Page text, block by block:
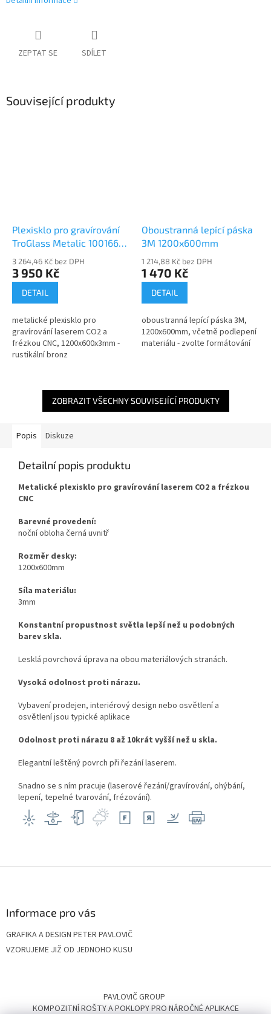
ZEPTAT SE SDÍLET
Související produkty
Plexisklo pro gravírování
TroGlass Metalic 1001663-
3 264,46 Kč bez DPH
3 950 Kč
DETAIL
metalické plexisklo pro
gravírování laserem CO2 a
frézkou CNC, 1200x600x3mm -
rustikální bronz
Oboustranná lepící páska
3M 1200x600mm
1 214,88 Kč bez DPH
1 470 Kč
DETAIL
oboustranná lepící páska 3M,
1200x600mm, včetně podlepení
materiálu - zvolte formátování
ZOBRAZIT VŠECHNY SOUVISEJÍCÍ PRODUKTY
Popis Diskuze
Detailní popis produktu
Metalické plexisklo pro gravírování laserem CO2 a frézkou
CNC
Barevné provedení:
noční obloha černá uvnitř
Rozměr desky:
1200x600mm
Síla materiálu:
3mm
Konstantní propustnost světla lepší než u podobných
barev skla.
Lesklá povrchová úprava na obou materiálových stranách.
Vysoká odolnost proti nárazu.
Vybavení prodejen, interiérový design nebo osvětlení a
osvětlení jsou typické aplikace
Odolnost proti nárazu 8 až 10krát vyšší než u skla.
Elegantní leštěný povrch při řezání laserem.
Snadno se s ním pracuje (laserové řezání/gravírování, ohýbání,
lepení, tepelné tvarování, frézování).
Informace pro vás
GRAFIKA A DESIGN PETER PAVLOVIČ
VZORUJEME JIŽ OD JEDNOHO KUSU
PAVLOVIČ GROUP
KOMPOZITNÍ ROŠTY A POKLOPY PRO NÁROČNÉ APLIKACE